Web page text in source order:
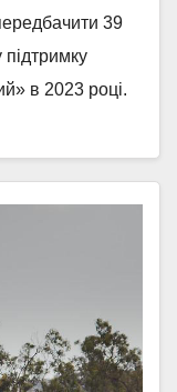
39
в 2023 році.